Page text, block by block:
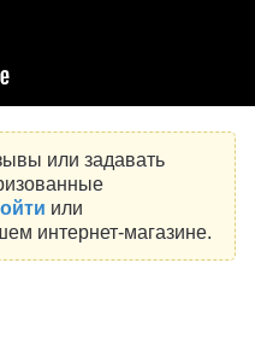
или задавать
или
интернет-магазине.